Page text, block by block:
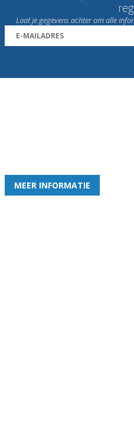
Laat je gegevens achter om alle
Word nu lid van
en geniet iedere week van het
MEER INFORMATIE